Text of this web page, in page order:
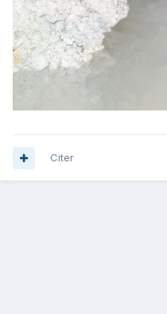
Citer